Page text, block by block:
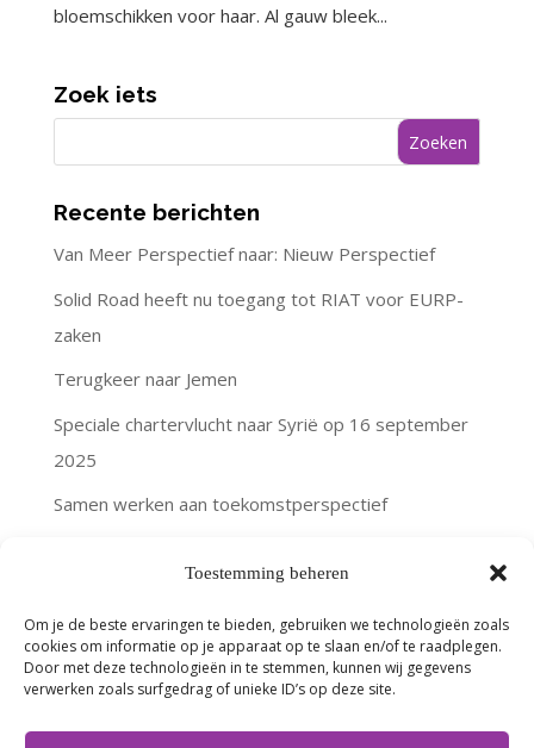
Toestemming beheren
Om je de beste ervaringen te bieden, gebruiken we technologieën zoals
cookies om informatie op je apparaat op te slaan en/of te raadplegen.
Door met deze technologieën in te stemmen, kunnen wij gegevens
verwerken zoals surfgedrag of unieke ID’s op deze site.
bloemschikken voor haar. Al gauw bleek...
Zoek iets
Recente berichten
Van Meer Perspectief naar: Nieuw Perspectief
Solid Road heeft nu toegang tot RIAT voor EURP-
zaken
Terugkeer naar Jemen
Speciale chartervlucht naar Syrië op 16 september
2025
Samen werken aan toekomstperspectief
Categorieën
Verhalen van terugkeerders